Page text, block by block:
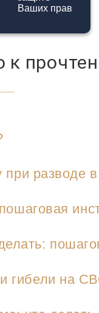
к
при разводе
гибели на